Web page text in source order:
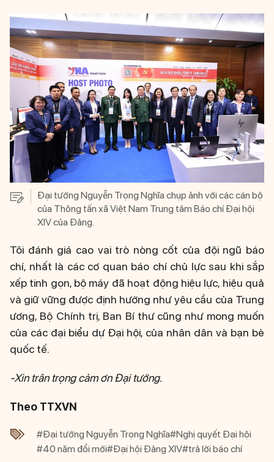
Đại tướng Nguyễn Trọng Nghĩa chụp ảnh với các cán bộ
của Thông tấn xã Việt Nam Trung tâm Báo chí Đại hội
XIV của Đảng.
Tôi đánh giá cao vai trò nòng cốt của đội ngũ báo
chí, nhất là các cơ quan báo chí chủ lực sau khi sắp
xếp tinh gọn, bộ máy đã hoạt động hiệu lực, hiệu quả
và giữ vững được định hướng như yêu cầu của Trung
ương, Bộ Chính trị, Ban Bí thư cũng như mong muốn
của các đại biểu dự Đại hội, của nhân dân và bạn bè
quốc tế.
-Xin trân trọng cảm ơn Đại tướng.
Theo TTXVN
#Đại tướng Nguyễn Trọng Nghĩa#Nghị quyết Đại hội
#40 năm đổi mới#Đại hội Đảng XIV#trả lời báo chí